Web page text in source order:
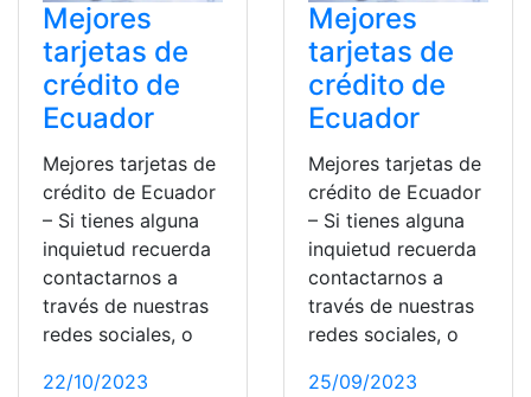
Mejores
tarjetas de
crédito de
Ecuador
Mejores tarjetas de
crédito de Ecuador
– Si tienes alguna
inquietud recuerda
contactarnos a
través de nuestras
redes sociales, o
22/10/2023
Mejores
tarjetas de
crédito de
Ecuador
Mejores tarjetas de
crédito de Ecuador
– Si tienes alguna
inquietud recuerda
contactarnos a
través de nuestras
redes sociales, o
25/09/2023